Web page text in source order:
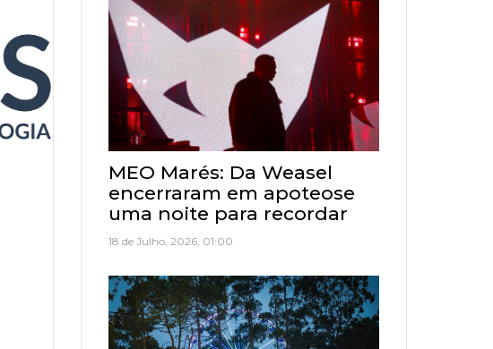
MEO Marés: Da Weasel
encerraram em apoteose
uma noite para recordar
18 de Julho, 2026, 01:00